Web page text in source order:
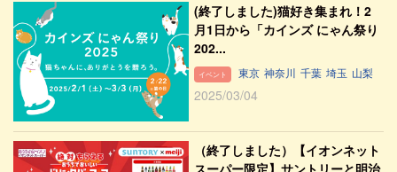
(終了しました)猫好き集まれ！2
月1日から「カインズ にゃん祭り
202...
イベント 東京 神奈川 千葉 埼玉 山梨
2025/03/04
（終了しました）【イオンネット